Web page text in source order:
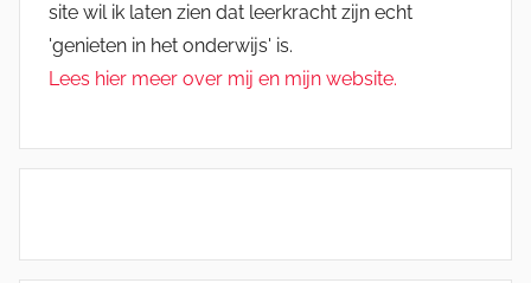
site wil ik laten zien dat leerkracht zijn echt
'genieten in het onderwijs' is.
Lees hier meer over mij en mijn website.